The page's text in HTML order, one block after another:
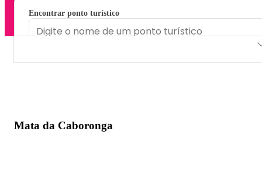
Encontrar ponto turístico
Mata da Caboronga